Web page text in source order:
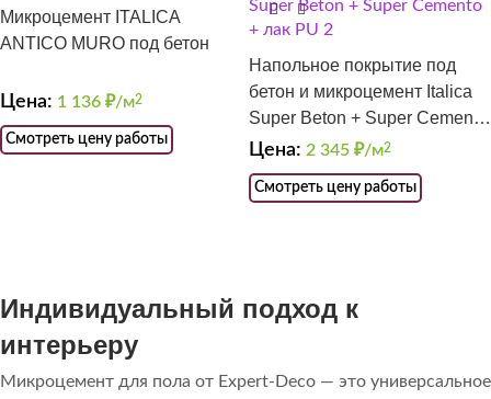
Микроцемент ITALICA
ANTICO MURO под бетон
Цена: 1 136 ₽/м2
Смотреть цену работы
Напольное покрытие под
бетон и микроцемент Italica
Super Beton + Super Cemento
+ лак PU 2
Цена: 2 345 ₽/м2
Смотреть цену работы
Индивидуальный подход к
интерьеру
Микроцемент для пола от Expert-Deco — это универсальное